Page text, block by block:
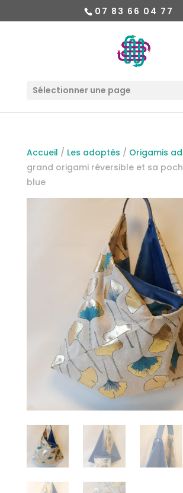
07 83 66 04 77
Sélectionner une page
Accueil / Les adoptés / Origamis
grand origami réversible et sa
blue